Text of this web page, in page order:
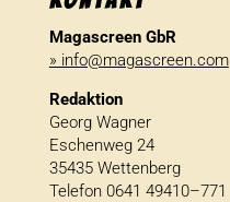
Magascreen GbR
» info@magascreen.com
Redaktion
Georg Wagner
Eschenweg 24
35435 Wettenberg
Telefon 0641 49410–771